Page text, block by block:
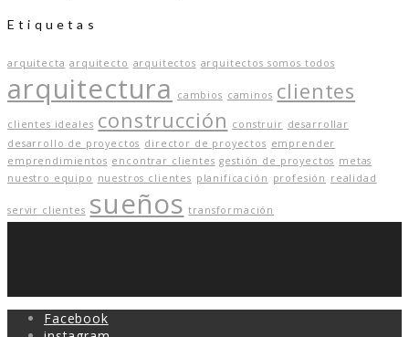
Etiquetas
arquitecta arquitecto arquitectos arquitectos somos todos
arquitectura cambios caminos clientes
clientes ideales construcción construir desarrollar
desarrollo de proyectos director de proyectos emprender
emprendimientos encontrar clientes gestión de proyectos metas
nuestro equipo nuestros clientes planificación profesión realidad
servir clientes sueños transformación
Facebook